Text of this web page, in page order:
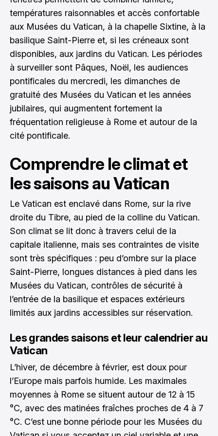
températures raisonnables et accès confortable
aux Musées du Vatican, à la chapelle Sixtine, à la
basilique Saint-Pierre et, si les créneaux sont
disponibles, aux jardins du Vatican. Les périodes
à surveiller sont Pâques, Noël, les audiences
pontificales du mercredi, les dimanches de
gratuité des Musées du Vatican et les années
jubilaires, qui augmentent fortement la
fréquentation religieuse à Rome et autour de la
cité pontificale.
Comprendre le climat et
les saisons au Vatican
Le Vatican est enclavé dans Rome, sur la rive
droite du Tibre, au pied de la colline du Vatican.
Son climat se lit donc à travers celui de la
capitale italienne, mais ses contraintes de visite
sont très spécifiques : peu d’ombre sur la place
Saint-Pierre, longues distances à pied dans les
Musées du Vatican, contrôles de sécurité à
l’entrée de la basilique et espaces extérieurs
limités aux jardins accessibles sur réservation.
Les grandes saisons et leur calendrier au
Vatican
L’hiver, de décembre à février, est doux pour
l’Europe mais parfois humide. Les maximales
moyennes à Rome se situent autour de 12 à 15
°C, avec des matinées fraîches proches de 4 à 7
°C. C’est une bonne période pour les Musées du